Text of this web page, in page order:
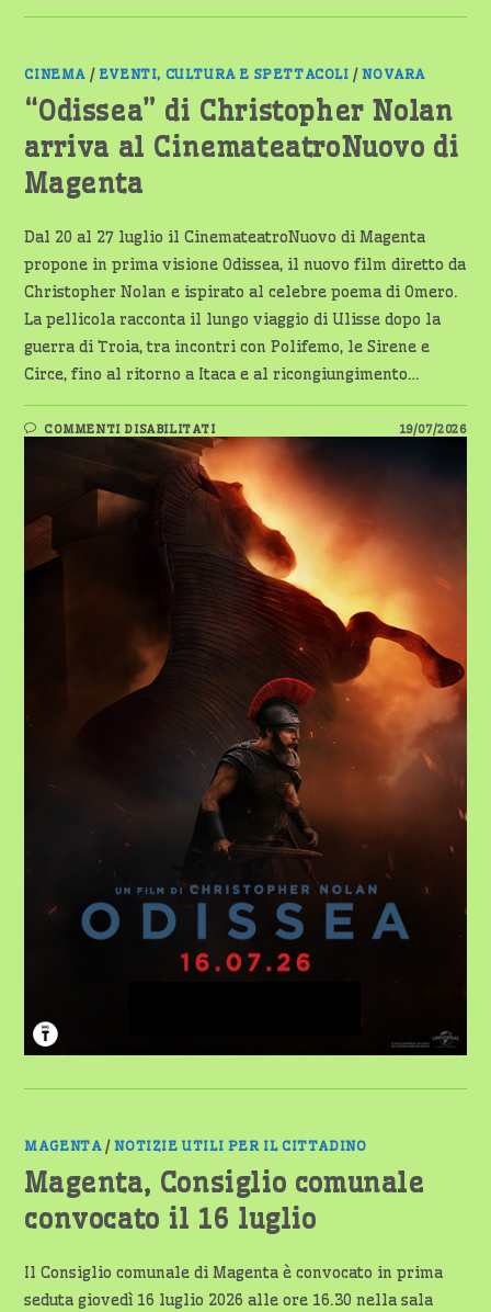
CINEMA / EVENTI, CULTURA E SPETTACOLI /NOVARA
“Odissea” di Christopher Nolan
arriva al CinemateatroNuovo di
Magenta
Dal 20 al 27 luglio il CinemateatroNuovo di Magenta
propone in prima visione Odissea, il nuovo film diretto da
Christopher Nolan e ispirato al celebre poema di Omero.
La pellicola racconta il lungo viaggio di Ulisse dopo la
guerra di Troia, tra incontri con Polifemo, le Sirene e
Circe, fino al ritorno a Itaca e al ricongiungimento…
COMMENTI DISABILITATISU
“ODISSEA”
DI
CHRISTOPHER
NOLAN
ARRIVA
AL
CINEMATEATRONUOVO
MAGENTA
19/07/2026
MAGENTA/NOTIZIE UTILI PER IL CITTADINO
Magenta, Consiglio comunale
convocato il 16 luglio
Il Consiglio comunale di Magenta è convocato in prima
seduta giovedì 16 luglio 2026 alle ore 16.30 nella sala